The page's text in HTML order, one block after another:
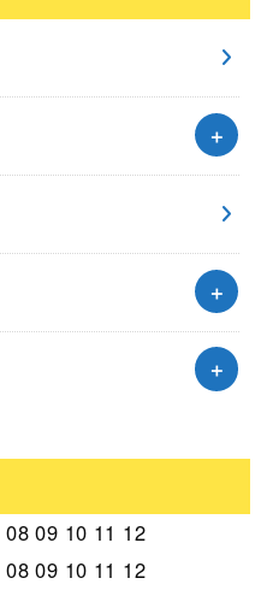
08 09 10 11 12
08 09 10 11 12